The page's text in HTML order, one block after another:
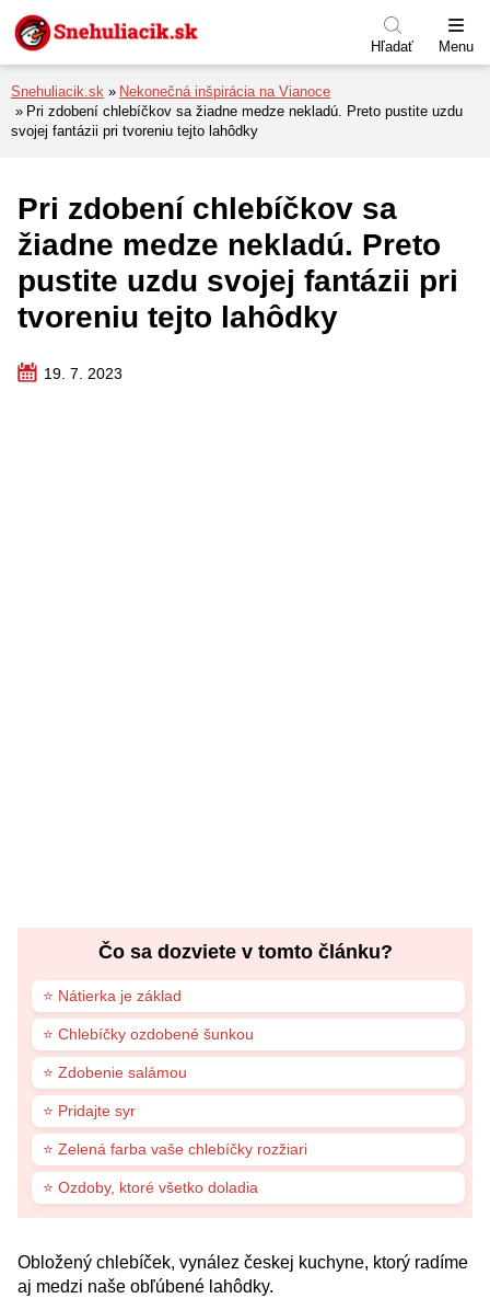
Preskočiť na menu
Preskočiť na obsah
Preskočiť na pätu
Hľadať Menu
Snehuliacik.sk
Nekonečná inšpirácia na Vianoce
Pri zdobení chlebíčkov sa žiadne medze nekladú. Preto pustite uzdu
svojej fantázii pri tvoreniu tejto lahôdky
Pri zdobení chlebíčkov sa
žiadne medze nekladú. Preto
pustite uzdu svojej fantázii pri
tvoreniu tejto lahôdky
19. 7. 2023
Čo sa dozviete v tomto článku?
⭐ Nátierka je základ
⭐ Chlebíčky ozdobené šunkou
⭐ Zdobenie salámou
⭐ Pridajte syr
⭐ Zelená farba vaše chlebíčky rozžiari
⭐ Ozdoby, ktoré všetko doladia
Obložený chlebíček, vynález českej kuchyne, ktorý radíme
aj medzi naše obľúbené lahôdky.